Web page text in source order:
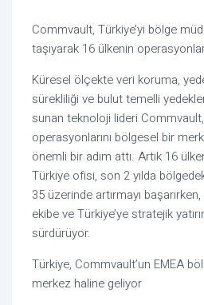
Commvault, Türkiye’yi bölge
taşıyarak 16 ülkenin
Küresel ölçekte veri koruma,
sürekliliği ve bulut temelli
sunan teknoloji lideri Commvault,
operasyonlarını bölgesel bir
önemli bir adım attı. Artık 16
Türkiye ofisi, son 2 yılda
35 üzerinde artırmayı
ekibe ve Türkiye’ye stratejik
sürdürüyor.
Türkiye, Commvault’un EMEA
merkez haline geliyor